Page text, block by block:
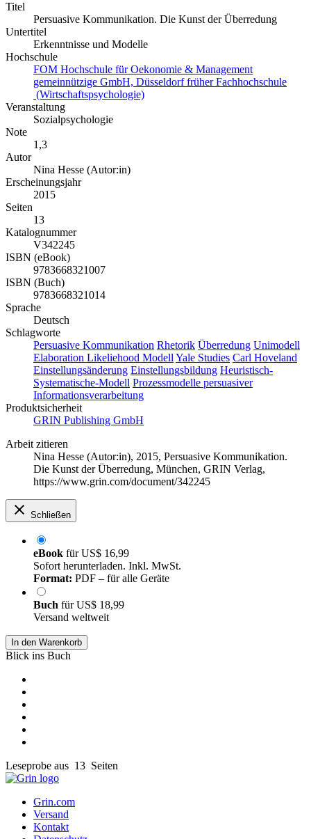
Titel
Persuasive Kommunikation. Die Kunst der Überredung
Untertitel
Erkenntnisse und Modelle
Hochschule
FOM Hochschule für Oekonomie & Management
gemeinnützige GmbH, Düsseldorf früher Fachhochschule
(Wirtschaftspsychologie)
Veranstaltung
Sozialpsychologie
Note
1,3
Autor
Nina Hesse (Autor:in)
Erscheinungsjahr
2015
Seiten
13
Katalognummer
V342245
ISBN (eBook)
9783668321007
ISBN (Buch)
9783668321014
Sprache
Deutsch
Schlagworte
Persuasive Kommunikation Rhetorik Überredung Unimodell
Elaboration Likeliehood Modell Yale Studies Carl Hoveland
Einstellungsänderung Einstellungsbildung Heuristisch-
Systematische-Modell Prozessmodelle persuasiver
Informationsverarbeitung
Produktsicherheit
GRIN Publishing GmbH
Arbeit zitieren
Nina Hesse (Autor:in), 2015, Persuasive Kommunikation.
Die Kunst der Überredung, München, GRIN Verlag,
https://www.grin.com/document/342245
Schließen
eBook fürUS$ 16,99
Sofort herunterladen. Inkl. MwSt.
Format: PDF – für alle Geräte
Buch fürUS$ 18,99
Versand weltweit
In den Warenkorb
Blick ins Buch
Leseprobe aus 13 Seiten
Grin.com
Versand
Kontakt